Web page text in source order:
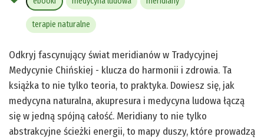
terapie naturalne
Odkryj fascynujący świat meridianów w Tradycyjnej
Medycynie Chińskiej - klucza do harmonii i zdrowia. Ta
książka to nie tylko teoria, to praktyka. Dowiesz się, jak
medycyna naturalna, akupresura i medycyna ludowa łączą
się w jedną spójną całość. Meridiany to nie tylko
abstrakcyjne ścieżki energii, to mapy duszy, które prowadzą